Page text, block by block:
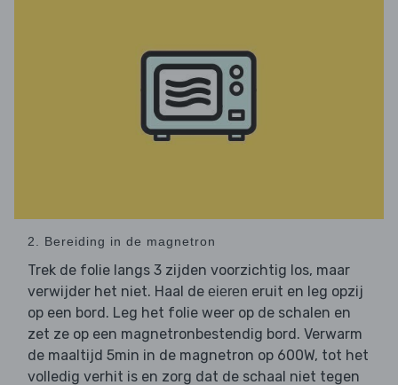
2. Bereiding in de magnetron
Trek de folie langs 3 zijden voorzichtig los, maar
verwijder het niet. Haal de eieren eruit en leg opzij
op een bord. Leg het folie weer op de schalen en
zet ze op een magnetronbestendig bord. Verwarm
de maaltijd 5min in de magnetron op 600W, tot het
volledig verhit is en zorg dat de schaal niet tegen